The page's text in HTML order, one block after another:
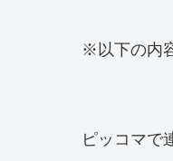
※以下の内
ピッコマで